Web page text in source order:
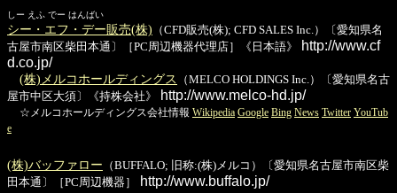
しー えふ でー はんばい
シー・エフ・デー販売(株) （CFD販売(株); CFD SALES Inc.）〔愛知県名
古屋市南区柴田本通〕［PC周辺機器代理店］《日本語》
http://www.cf
d.co.jp/
(株)メルコホールディングス
（MELCO HOLDINGS Inc.）〔愛知県名古
屋市中区大須〕《持株会社》
http://www.melco-hd.jp/
☆メルコホールディングス会社情報 Wikipedia Google Bing News Twitter YouTub
e
(株)バッファロー （BUFFALO; 旧称:(株)メルコ）〔愛知県名古屋市南区柴
田本通〕［PC周辺機器］
http://www.buffalo.jp/